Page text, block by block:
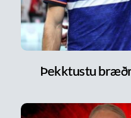
Þekktustu